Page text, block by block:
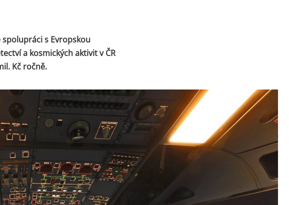
s Evropskou
a kosmických aktivit v ČR
Kč ročně.